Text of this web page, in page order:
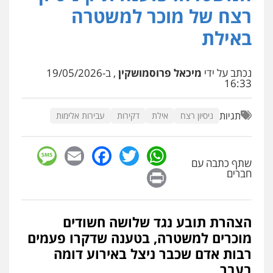
סמים רכוש
0548009246
פלילי צווארון לבן מס הכנסה מע"מ
0525060666
503456449
עו"ד איהאב ג'לג'ולי
רצח של מוכר למשטרה
באילת
נכתב על ידי מיכאל פרוסמושקין , ב-19/05/2026
16:33
תגיות ניסיון רצח אילת דקירות עבירות אלימות
שתף כתבה עם
חברים
WhatsApp
Twitter
Facebook
Email
הצהרת תובע נגד שלושה חשודים
מוכרים למשטרה, בטענה שדקרו פעמים
רבות אדם שכבר ניצל באירוע דומה
בעבר